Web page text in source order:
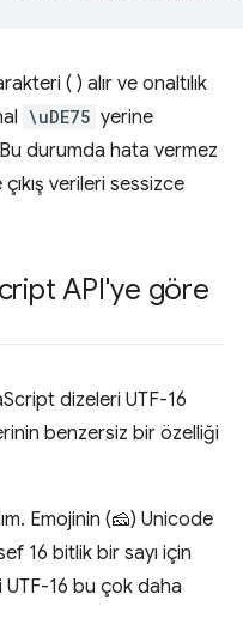
( ) alır ve onaltılık
\uDE75 yerine
durumda hata vermez
verileri sessizce
API'ye göre
dizeleri UTF-16
benzersiz bir özelliği
Emojinin (🧀) Unicode
16 bitlik bir sayı için
16 bu çok daha